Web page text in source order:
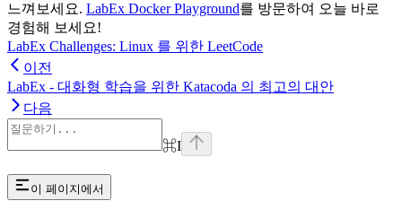
느껴보세요. LabEx Docker Playground를 방문하여 오늘 바로
경험해 보세요!
LabEx Challenges: Linux 를 위한 LeetCode
이전
LabEx - 대화형 학습을 위한 Katacoda 의 최고의 대안
다음
⌘I
이 페이지에서